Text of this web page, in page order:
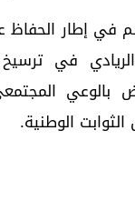
في إطار الحفاظ
في ترسيخ
بالوعي
الوطنية.